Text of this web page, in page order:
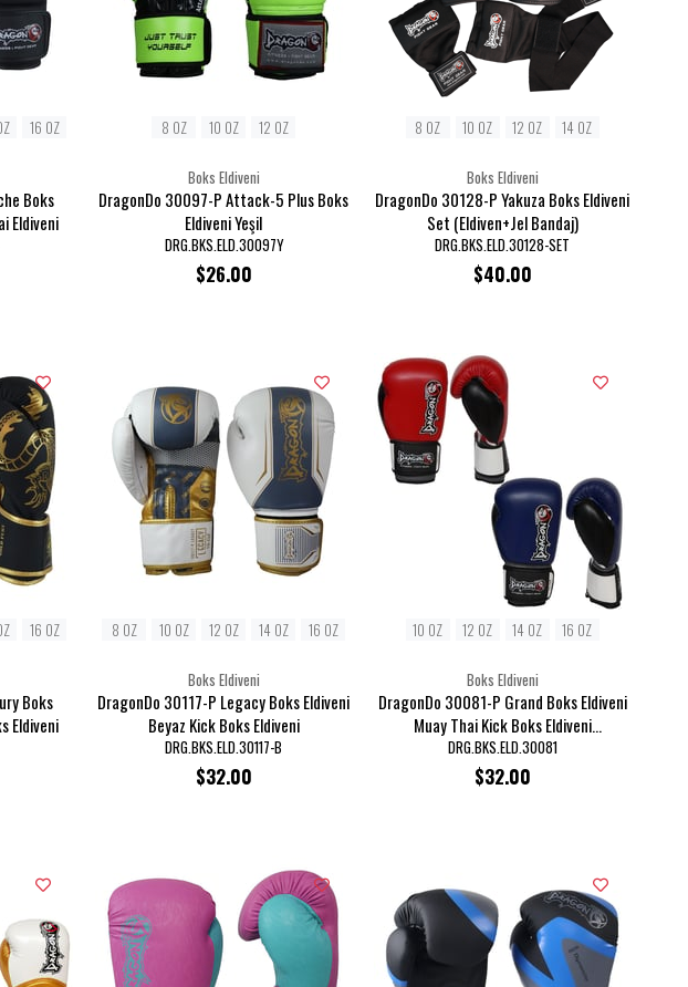
Boks
Eldiveni
16 OZ
Boks Eldiveni
DragonDo 30097-P Attack-5 Plus Boks
Eldiveni Yeşil
DRG.BKS.ELD.30097Y
$26.00
8 OZ 10 OZ 12 OZ
Boks Eldiveni
DragonDo 30128-P Yakuza Boks Eldiveni
Set (Eldiven+Jel Bandaj)
DRG.BKS.ELD.30128-SET
$40.00
8 OZ 10 OZ 12 OZ 14 OZ
Boks
Eldiveni
16 OZ
Boks Eldiveni
DragonDo 30117-P Legacy Boks Eldiveni
Beyaz Kick Boks Eldiveni
DRG.BKS.ELD.30117-B
$32.00
8 OZ 10 OZ 12 OZ 14 OZ 16 OZ
Boks Eldiveni
DragonDo 30081-P Grand Boks Eldiveni
Muay Thai Kick Boks Eldiveni
DRG.BKS.ELD.30081
DRG.BKS.ELD.30081
$32.00
10 OZ 12 OZ 14 OZ 16 OZ